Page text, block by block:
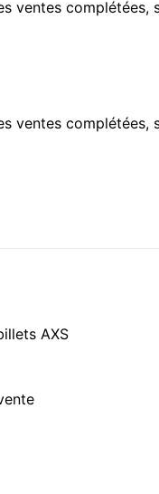
ventes complétées,
ventes complétées,
AXS